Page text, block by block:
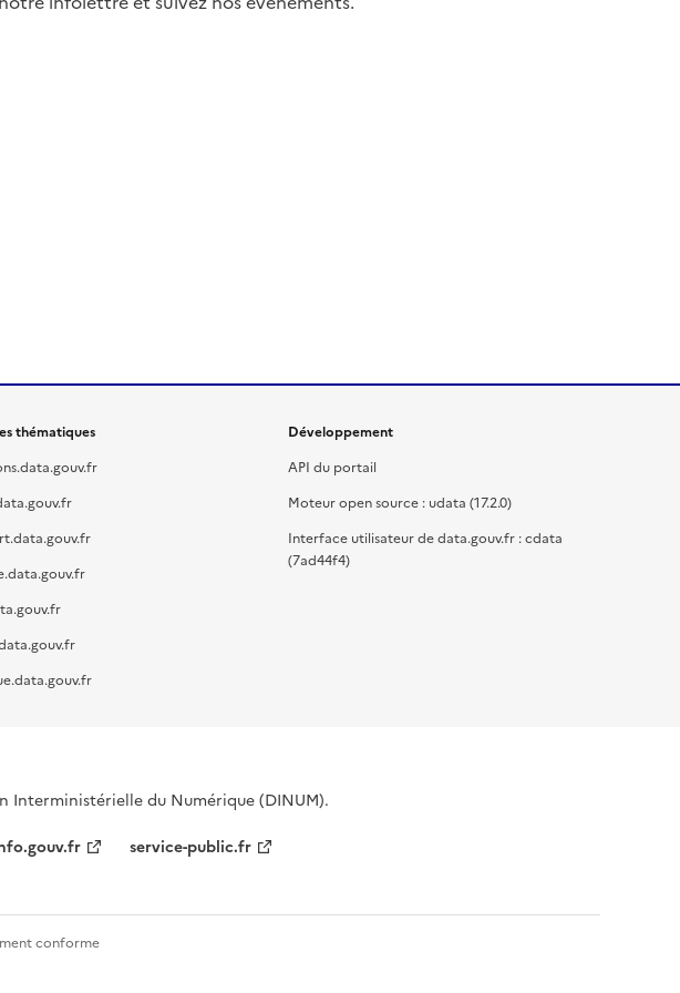
thématiques
Développement
API du portail
Moteur open source : udata (17.2.0)
Interface utilisateur de data.gouv.fr : cdata
(7ad44f4)
Interministérielle du Numérique (DINUM).
service-public.fr
conforme